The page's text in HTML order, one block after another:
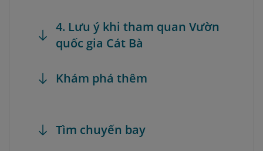
4. Lưu ý khi tham quan Vườn
quốc gia Cát Bà
Khám phá thêm
Tìm chuyến bay